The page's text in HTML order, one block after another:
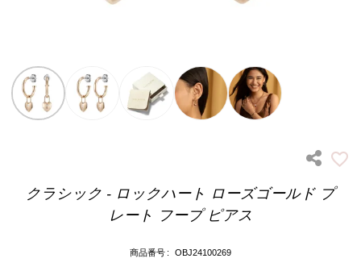
クラシック - ロックハート ローズゴールド プ
レート フープ ピアス
商品番号 OBJ24100269